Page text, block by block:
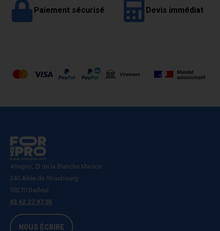
Paiement sécurisé Devis immédiat
4mepro, ZI de la Blanche Maison
240 Allée de Strasbourg
59270 Bailleul
03.62.27.97.05
NOUS ÉCRIRE